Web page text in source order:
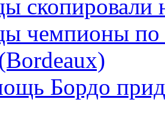
скопировали
чемпионы по
Бордо